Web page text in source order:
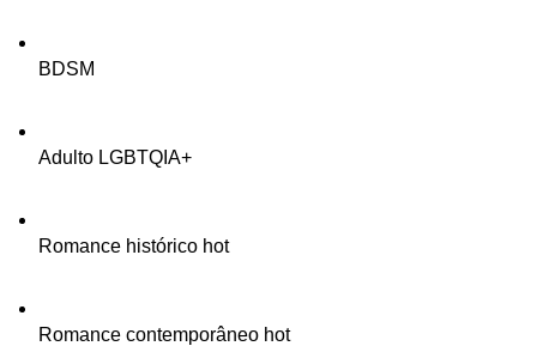
BDSM
Adulto LGBTQIA+
Romance histórico hot
Romance contemporâneo hot